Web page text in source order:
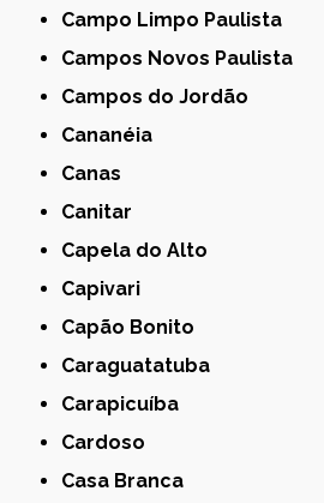
Campo Limpo Paulista
Campos Novos Paulista
Campos do Jordão
Cananéia
Canas
Canitar
Capela do Alto
Capivari
Capão Bonito
Caraguatatuba
Carapicuíba
Cardoso
Casa Branca